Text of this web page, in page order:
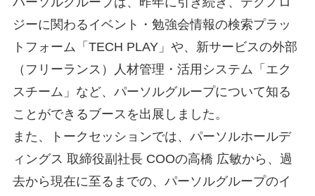
ジーに関わるイベント・勉強会情報の検索プラッ
トフォーム「TECH PLAY」や、新サービスの外部
（フリーランス）人材管理・活用システム「エク
スチーム」など、パーソルグループについて知る
ことができるブースを出展しました。
また、トークセッションでは、パーソルホールデ
ィングス 取締役副社長 COOの高橋 広敏から、過
去から現在に至るまでの、パーソルグループのイ